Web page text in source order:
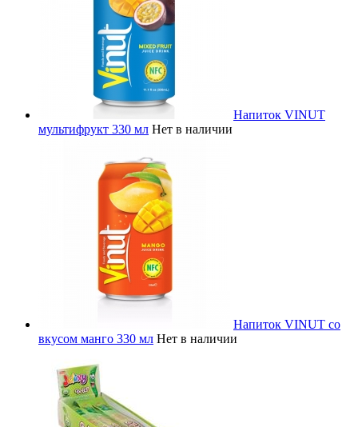
Напиток VINUT
мультифрукт 330 мл Нет в наличии
Напиток VINUT со
вкусом манго 330 мл Нет в наличии